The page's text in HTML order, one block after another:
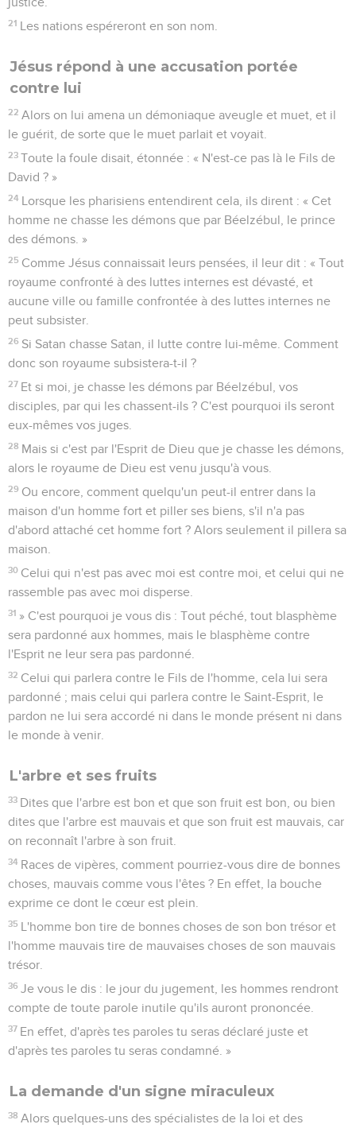
21 Les nations espéreront en son nom.
Jésus répond à une accusation portée
contre lui
22 Alors on lui amena un démoniaque aveugle et muet, et il
le guérit, de sorte que le muet parlait et voyait.
23 Toute la foule disait, étonnée : « N'est-ce pas là le Fils de
David ? »
24 Lorsque les pharisiens entendirent cela, ils dirent : « Cet
homme ne chasse les démons que par Béelzébul, le prince
des démons. »
25 Comme Jésus connaissait leurs pensées, il leur dit : « Tout
royaume confronté à des luttes internes est dévasté, et
aucune ville ou famille confrontée à des luttes internes ne
peut subsister.
26 Si Satan chasse Satan, il lutte contre lui-même. Comment
donc son royaume subsistera-t-il ?
27 Et si moi, je chasse les démons par Béelzébul, vos
disciples, par qui les chassent-ils ? C'est pourquoi ils seront
eux-mêmes vos juges.
28 Mais si c'est par l'Esprit de Dieu que je chasse les démons,
alors le royaume de Dieu est venu jusqu'à vous.
29 Ou encore, comment quelqu'un peut-il entrer dans la
maison d'un homme fort et piller ses biens, s'il n'a pas
d'abord attaché cet homme fort ? Alors seulement il pillera sa
maison.
30 Celui qui n'est pas avec moi est contre moi, et celui qui ne
rassemble pas avec moi disperse.
31 » C'est pourquoi je vous dis : Tout péché, tout blasphème
sera pardonné aux hommes, mais le blasphème contre
l'Esprit ne leur sera pas pardonné.
32 Celui qui parlera contre le Fils de l'homme, cela lui sera
pardonné ; mais celui qui parlera contre le Saint-Esprit, le
pardon ne lui sera accordé ni dans le monde présent ni dans
le monde à venir.
L'arbre et ses fruits
33 Dites que l'arbre est bon et que son fruit est bon, ou bien
dites que l'arbre est mauvais et que son fruit est mauvais, car
on reconnaît l'arbre à son fruit.
34 Races de vipères, comment pourriez-vous dire de bonnes
choses, mauvais comme vous l'êtes ? En effet, la bouche
exprime ce dont le cœur est plein.
35 L'homme bon tire de bonnes choses de son bon trésor et
l'homme mauvais tire de mauvaises choses de son mauvais
trésor.
36 Je vous le dis : le jour du jugement, les hommes rendront
compte de toute parole inutile qu'ils auront prononcée.
37 En effet, d'après tes paroles tu seras déclaré juste et
d'après tes paroles tu seras condamné. »
La demande d'un signe miraculeux
38 Alors quelques-uns des spécialistes de la loi et des